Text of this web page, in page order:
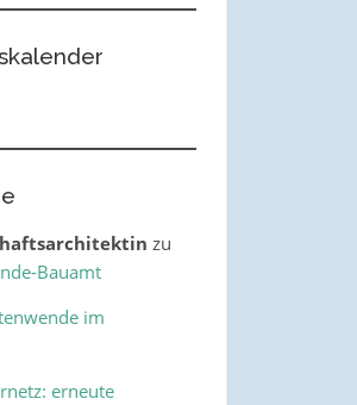
zu
Bauamt
im
erneute